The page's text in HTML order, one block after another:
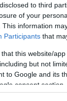
to third
of your
This information
Participants that
that this website/
but not
to Google and its
consent section.
να
το
παιδί της
Άμεσης
υπόγειο